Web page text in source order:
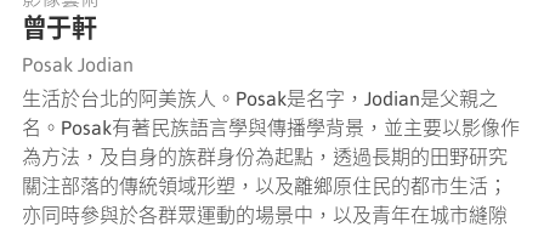
曾于軒
Posak Jodian
生活於台北的阿美族人。Posak是名字，Jodian是父親之
名。Posak有著民族語言學與傳播學背景，並主要以影像作
為方法，及自身的族群身份為起點，透過長期的田野研究
關注部落的傳統領域形塑，以及離鄉原住民的都市生活；
亦同時參與於各群眾運動的場景中，以及青年在城市縫隙